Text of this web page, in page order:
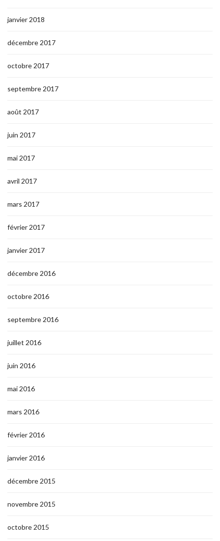
janvier 2018
décembre 2017
octobre 2017
septembre 2017
août 2017
juin 2017
mai 2017
avril 2017
mars 2017
février 2017
janvier 2017
décembre 2016
octobre 2016
septembre 2016
juillet 2016
juin 2016
mai 2016
mars 2016
février 2016
janvier 2016
décembre 2015
novembre 2015
octobre 2015